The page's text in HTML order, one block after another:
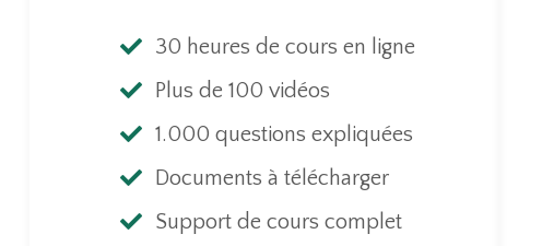
30 heures de cours en ligne
Plus de 100 vidéos
1.000 questions expliquées
Documents à télécharger
Support de cours complet